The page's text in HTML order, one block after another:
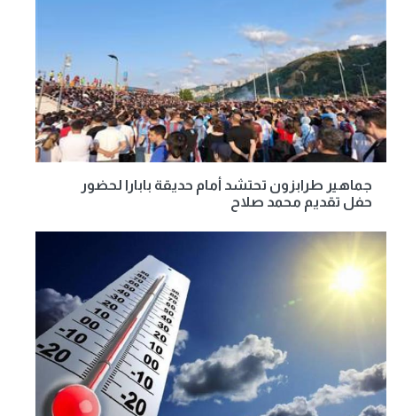
جماهير طرابزون تحتشد أمام حديقة بابارا لحضور
حفل تقديم محمد صلاح